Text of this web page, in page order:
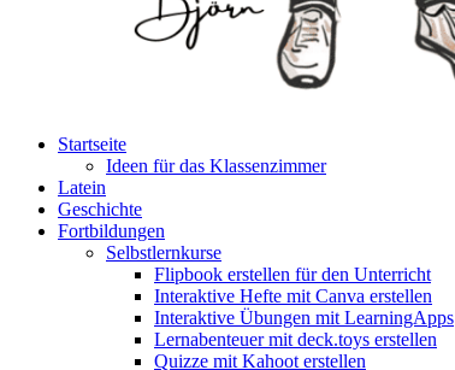
Startseite
Ideen für das Klassenzimmer
Latein
Geschichte
Fortbildungen
Selbstlernkurse
Flipbook erstellen für den Unterricht
Interaktive Hefte mit Canva erstellen
Interaktive Übungen mit LearningApps
Lernabenteuer mit deck.toys erstellen
Quizze mit Kahoot erstellen